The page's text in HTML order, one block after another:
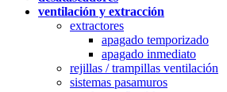
ventilación y extracción
extractores
apagado temporizado
apagado inmediato
rejillas / trampillas ventilación
sistemas pasamuros